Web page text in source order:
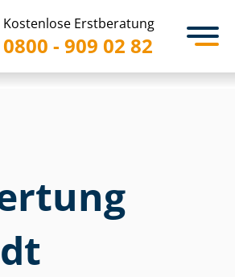
Kostenlose Erstberatung
0800 - 909 02 82